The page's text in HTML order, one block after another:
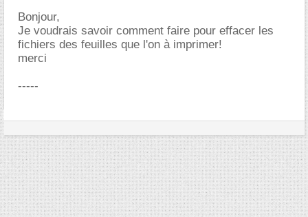
Bonjour,
Je voudrais savoir comment faire pour effacer les
fichiers des feuilles que l'on à imprimer!
merci
-----